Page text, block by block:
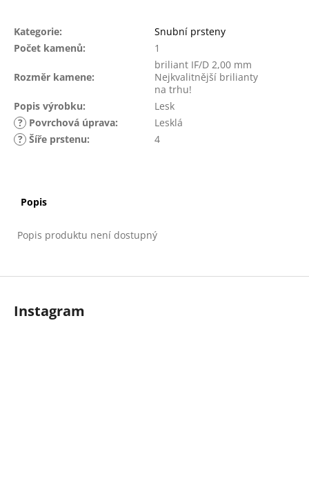
Kategorie:
Snubní prsteny
Počet kamenů: 1
Rozměr kamene:
briliant IF/D 2,00 mm
Nejkvalitnější brilianty
na trhu!
Popis výrobku:
Lesk
? Povrchová úprava:
Lesklá
? Šíře prstenu: 4
Popis
Popis produktu není dostupný
Z
Instagram